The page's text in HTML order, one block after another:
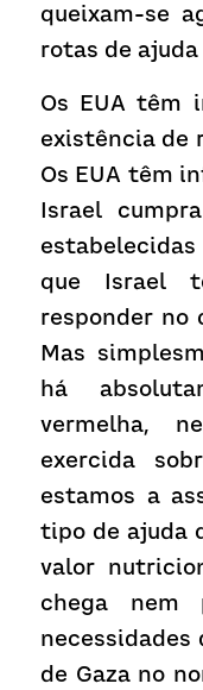
queixam-se
rotas de
Os EUA têm
existência de
Os EUA têm
Israel
que Israel
responder no
Mas
há
vermelha,
exercida
estamos a
tipo de ajuda
valor
chega nem
necessidades
de Gaza no